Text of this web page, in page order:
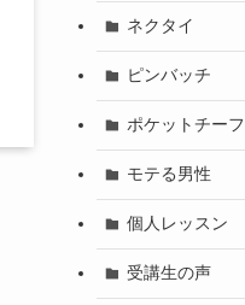
ネクタイ
ピンバッチ
ポケットチーフ
モテる男性
個人レッスン
受講生の声